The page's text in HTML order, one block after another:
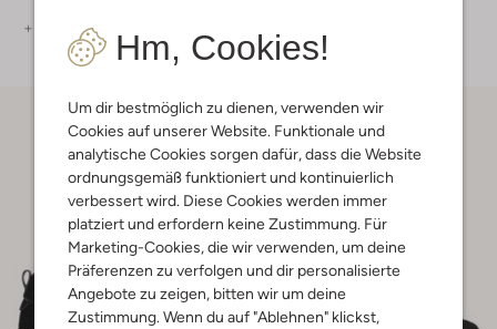
Hm, Cookies!
Um dir bestmöglich zu dienen, verwenden wir
Cookies auf unserer Website. Funktionale und
analytische Cookies sorgen dafür, dass die Website
ordnungsgemäß funktioniert und kontinuierlich
verbessert wird. Diese Cookies werden immer
platziert und erfordern keine Zustimmung. Für
Marketing-Cookies, die wir verwenden, um deine
Präferenzen zu verfolgen und dir personalisierte
Angebote zu zeigen, bitten wir um deine
Zustimmung. Wenn du auf "Ablehnen" klickst,
+ mehr farben